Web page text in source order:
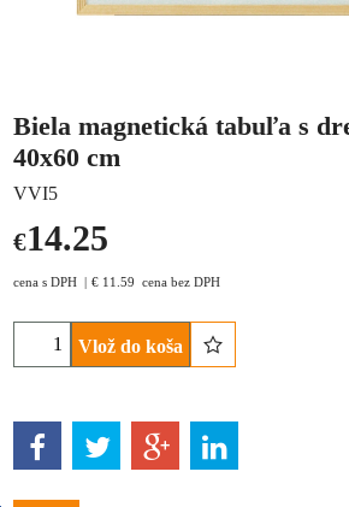
Biela magnetická tabuľa s
40x60 cm
VVI5
€14.25
cena s DPH € 11.59 cena bez DPH
Vlož do koša